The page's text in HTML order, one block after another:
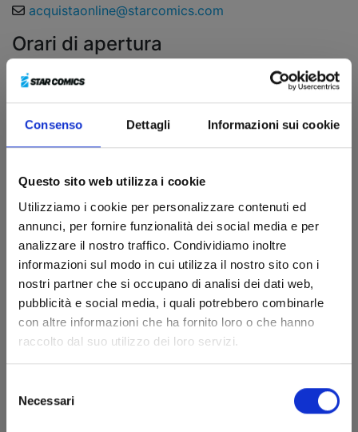
Consenso Dettagli Informazioni sui cookie
Questo sito web utilizza i cookie
Utilizziamo i cookie per personalizzare contenuti ed
annunci, per fornire funzionalità dei social media e per
analizzare il nostro traffico. Condividiamo inoltre
informazioni sul modo in cui utilizza il nostro sito con i
nostri partner che si occupano di analisi dei dati web,
pubblicità e social media, i quali potrebbero combinarle
con altre informazioni che ha fornito loro o che hanno
raccolto dal suo utilizzo dei loro servizi.
delNecessari
acquistaonline@starcomics.com
Orari di apertura
Lunedì
Martedì08:30 - 13:00 | 14:30 - 18:00
08:30 - 13:00 | 14:30 - 18:00
Venerdì
08:30 - 13:00 | 14:30 - 18:00
Sabatochiuso
Domenicachiuso
Richiedi informazioni
Nome*
Cognome*